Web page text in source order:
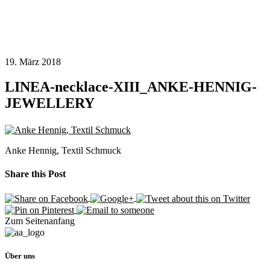
19. März 2018
LINEA-necklace-XIII_ANKE-HENNIG-
JEWELLERY
Anke Hennig, Textil Schmuck
Share this Post
Zum Seitenanfang
Über uns